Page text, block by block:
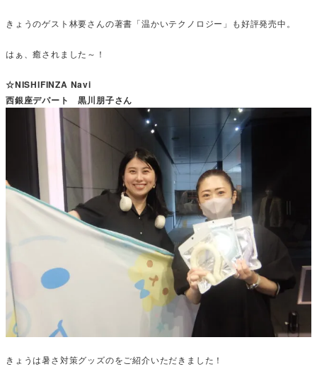
きょうのゲスト林要さんの著書「温かいテクノロジー」も好評発売中。
はぁ、癒されました～！
☆NISHIFINZA Navi
西銀座デパート 黒川朋子さん
きょうは暑さ対策グッズのをご紹介いただきました！